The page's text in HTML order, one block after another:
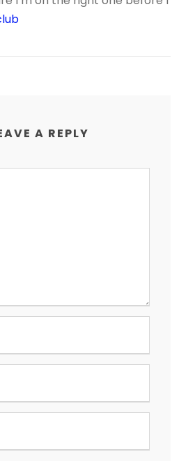
A REPLY